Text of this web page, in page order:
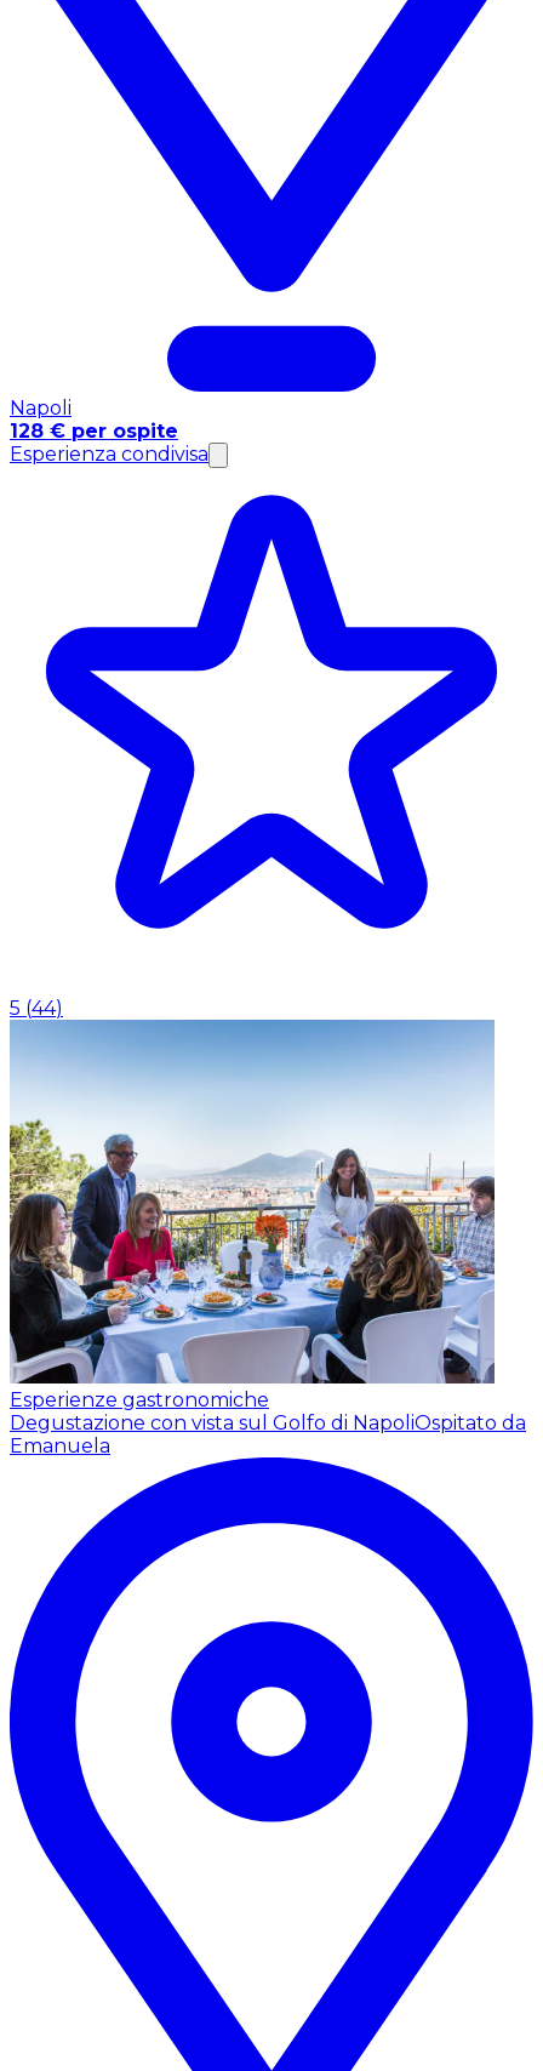
Napoli
128 € per ospite
Esperienza condivisa
5 (44)
Esperienze gastronomiche
Degustazione con vista sul Golfo di NapoliOspitato da
Emanuela